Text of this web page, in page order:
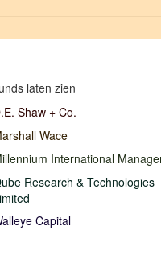
laten zien
Shaw + Co.
Wace
International
Research & Technologies
Capital